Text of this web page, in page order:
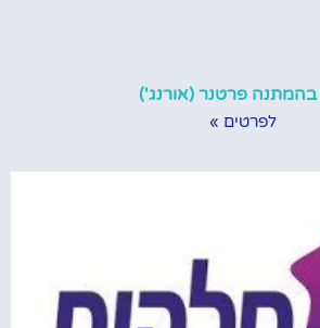
בהמתנה פרטנר (אורנג')
לפרטים »